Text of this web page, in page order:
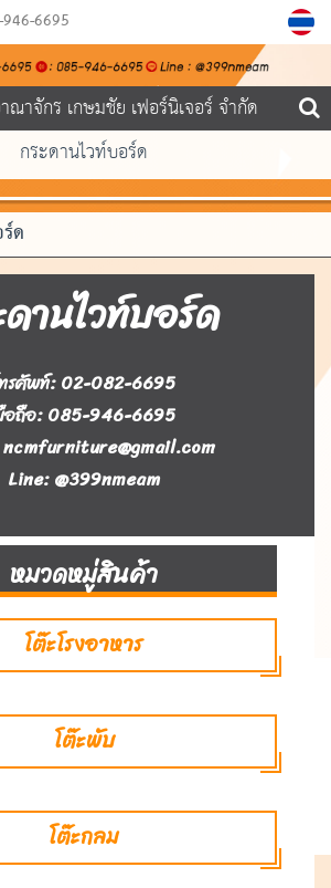
6695
าจักร เกษมชัย เฟอร์นิเจอร์ จำกัด
กระดานไวท์บอร์ด
ด
านไวท์บอร์ด
รศัพท์: 02-082-6695
ถือ: 085-946-6695
Line: @399nmeam
หมวดหมู่สินค้า
โต๊ะโรงอาหาร
โต๊ะพับ
โต๊ะกลม